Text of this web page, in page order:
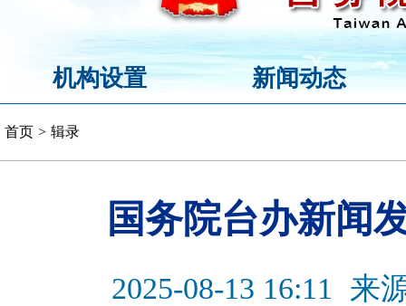
机构设置 新闻动态
首页 > 辑录
国务院台办新闻
2025-08-13 16:11 来